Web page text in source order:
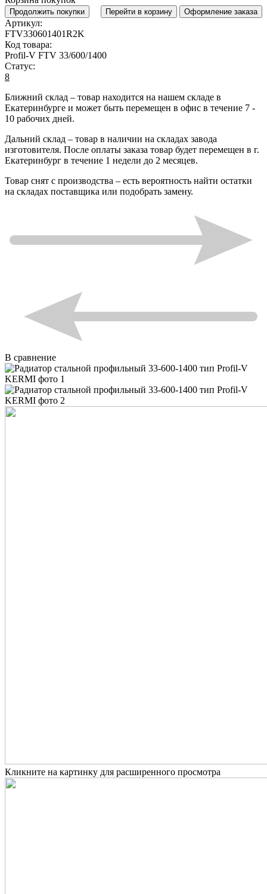
Продолжить покупки Перейти в корзину Оформление заказа
Артикул:
FTV330601401R2K
Код товара:
Profil-V FTV 33/600/1400
Статус:
8
Ближний склад – товар находится на нашем складе в
Екатеринбурге и может быть перемещен в офис в течение 7 -
10 рабочих дней.
Дальний склад – товар в наличии на складах завода
изготовителя. После оплаты заказа товар будет перемещен в г.
Екатеринбург в течение 1 недели до 2 месяцев.
Товар снят с производства – есть вероятность найти остатки
на складах поставщика или подобрать замену.
В сравнение
Кликните на картинку для расширенного просмотра